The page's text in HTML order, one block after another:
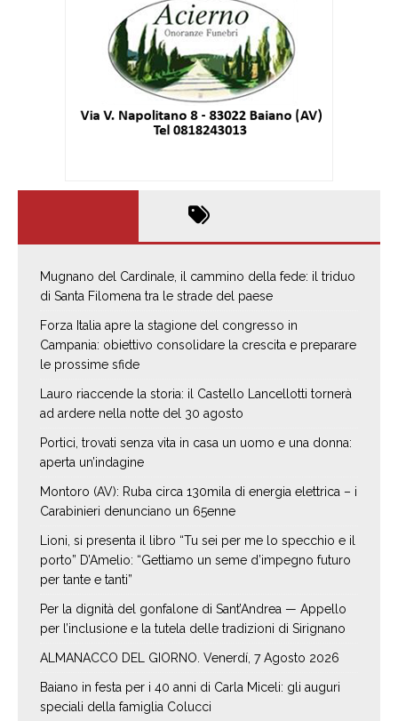
Mugnano del Cardinale, il cammino della fede: il triduo
di Santa Filomena tra le strade del paese
Forza Italia apre la stagione del congresso in
Campania: obiettivo consolidare la crescita e preparare
le prossime sfide
Lauro riaccende la storia: il Castello Lancellotti tornerà
ad ardere nella notte del 30 agosto
Portici, trovati senza vita in casa un uomo e una donna:
aperta un’indagine
Montoro (AV): Ruba circa 130mila di energia elettrica – i
Carabinieri denunciano un 65enne
Lioni, si presenta il libro “Tu sei per me lo specchio e il
porto” D’Amelio: “Gettiamo un seme d’impegno futuro
per tante e tanti”
Per la dignità del gonfalone di Sant’Andrea — Appello
per l’inclusione e la tutela delle tradizioni di Sirignano
ALMANACCO DEL GIORNO. Venerdí, 7 Agosto 2026
Baiano in festa per i 40 anni di Carla Miceli: gli auguri
speciali della famiglia Colucci